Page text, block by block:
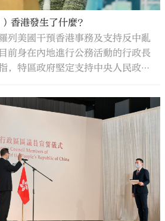
香港發生了什麼？
列美國干預香港事務及支持反中亂
前身在內地進行公務活動的行政長
，特區政府堅定支持中央人民政